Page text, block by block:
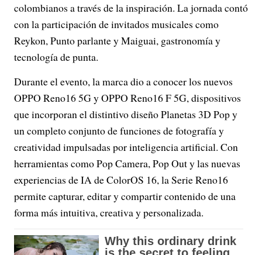
colombianos a través de la inspiración. La jornada contó
con la participación de invitados musicales como
Reykon, Punto parlante y Maiguai, gastronomía y
tecnología de punta.
Durante el evento, la marca dio a conocer los nuevos
OPPO Reno16 5G y OPPO Reno16 F 5G, dispositivos
que incorporan el distintivo diseño Planetas 3D Pop y
un completo conjunto de funciones de fotografía y
creatividad impulsadas por inteligencia artificial. Con
herramientas como Pop Camera, Pop Out y las nuevas
experiencias de IA de ColorOS 16, la Serie Reno16
permite capturar, editar y compartir contenido de una
forma más intuitiva, creativa y personalizada.